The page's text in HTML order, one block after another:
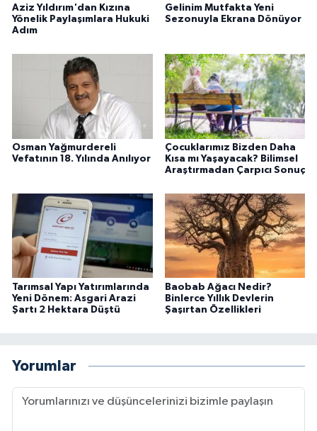
Aziz Yıldırım'dan Kızına
Yönelik Paylaşımlara Hukuki
Adım
Gelinim Mutfakta Yeni
Sezonuyla Ekrana Dönüyor
Osman Yağmurdereli
Vefatının 18. Yılında Anılıyor
Çocuklarımız Bizden Daha
Kısa mı Yaşayacak? Bilimsel
Araştırmadan Çarpıcı Sonuç
Tarımsal Yapı Yatırımlarında
Yeni Dönem: Asgari Arazi
Şartı 2 Hektara Düştü
Baobab Ağacı Nedir?
Binlerce Yıllık Devlerin
Şaşırtan Özellikleri
Yorumlar